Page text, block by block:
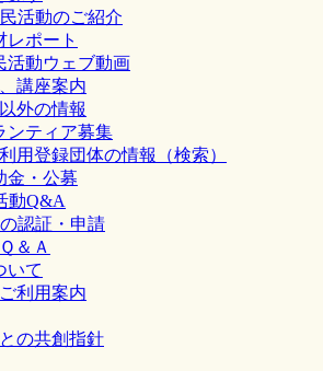
活動のご紹介
レポート
活動ウェブ動画
講座案内
外の情報
ンティア募集
用登録団体の情報（検索）
認証・申請
＆Ａ
利用案内
の共創指針